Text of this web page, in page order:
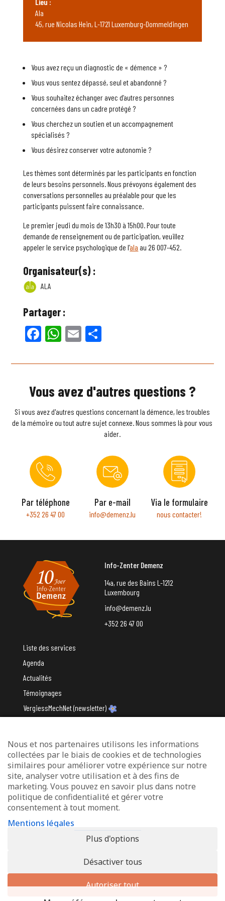
Vous avez reçu un diagnostic de « démence » ?
Vous vous sentez dépassé, seul et abandonné ?
Vous souhaitez échanger avec d’autres personnes
concernées dans un cadre protégé ?
Vous cherchez un soutien et un accompagnement
spécialisés ?
Vous désirez conserver votre autonomie ?
Les thèmes sont déterminés par les participants en fonction
de leurs besoins personnels. Nous prévoyons également des
conversations personnelles au préalable pour que les
participants puissent faire connaissance.
Le premier jeudi du mois de 13h30 à 15h00. Pour toute
demande de renseignement ou de participation, veuillez
appeler le service psychologique de l’ala au 26 007-452.
Organisateur(s) :
ALA
Partager :
Facebook
WhatsApp
Email
Lieu :
Ala
45, rue Nicolas Hein, L-1721 Luxemburg-Dommeldingen
Vous avez d'autres questions ?
Si vous avez d'autres questions concernant la démence, les troubles
de la mémoire ou tout autre sujet connexe. Nous sommes là pour vous
aider.
Par téléphone
+352 26 47 00
Par e-mail
info@demenz.lu
Via le formulaire
nous contacter!
Info-Zenter Demenz
14a, rue des Bains L-1212
Luxembourg
info@demenz.lu
+352 26 47 00
Liste des services
Agenda
Actualités
Témoignages
VergiessMechNet (newsletter)
Avec le soutien du
Mentions légales
Protection des données
Déclaration d’accessibilité
Nous et nos partenaires utilisons les informations
collectées par le biais de cookies et de technologies
similaires pour améliorer votre expérience sur notre
site, analyser votre utilisation et à des fins de
marketing. Vous pouvez en savoir plus dans notre
politique de confidentialité et gérer votre
consentement à tout moment.
Mentions légales
Plus d'options
Désactiver tous
Autoriser tout